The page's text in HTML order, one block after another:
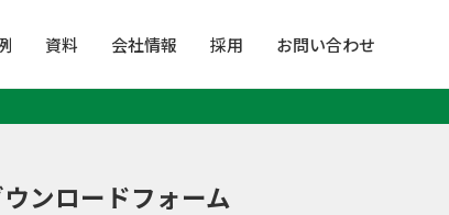
資料 会社情報 採用 お問い合わせ
ンロードフォーム